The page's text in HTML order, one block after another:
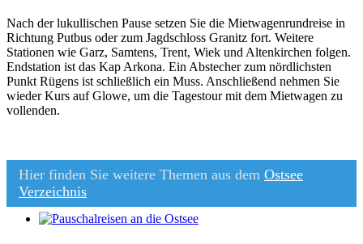
Nach der lukullischen Pause setzen Sie die Mietwagenrundreise in
Richtung Putbus oder zum Jagdschloss Granitz fort. Weitere
Stationen wie Garz, Samtens, Trent, Wiek und Altenkirchen folgen.
Endstation ist das Kap Arkona. Ein Abstecher zum nördlichsten
Punkt Rügens ist schließlich ein Muss. Anschließend nehmen Sie
wieder Kurs auf Glowe, um die Tagestour mit dem Mietwagen zu
vollenden.
Hier finden Sie weitere Themen aus dem Ostsee
Verzeichnis